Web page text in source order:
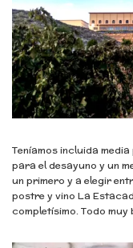
Teníamos incluida
para el desayuno y un
un primero y a elegir
postre y vino La
completísimo. Todo